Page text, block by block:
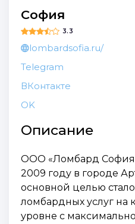
София
3.3
lombardsofia.ru/
Telegram
ВКонтакте
OK
Описание
ООО «Ломбард
2009 году в городе
основной целью
ломбардных услуг на
уровне с